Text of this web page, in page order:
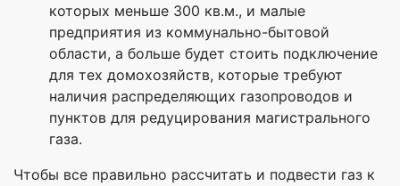
которых меньше 300 кв.м., и малые
предприятия из коммунально-бытовой
области, а больше будет стоить подключение
для тех домохозяйств, которые требуют
наличия распределяющих газопроводов и
пунктов для редуцирования магистрального
газа.
Чтобы все правильно рассчитать и подвести газ к